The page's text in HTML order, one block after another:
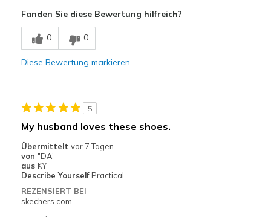
Breathe Well
Comfortable
Casual Wear
Width
Sizing
Feels true to size
View On Shoes
Fanden Sie diese Bewertung hilfreich?
0 0
Diese Bewertung markieren
5
My husband loves these shoes.
Übermittelt vor 7 Tagen
von "DA"
aus KY
Describe Yourself Practical
REZENSIERT BEI
skechers.com